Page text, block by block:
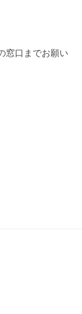
窓口までお願い